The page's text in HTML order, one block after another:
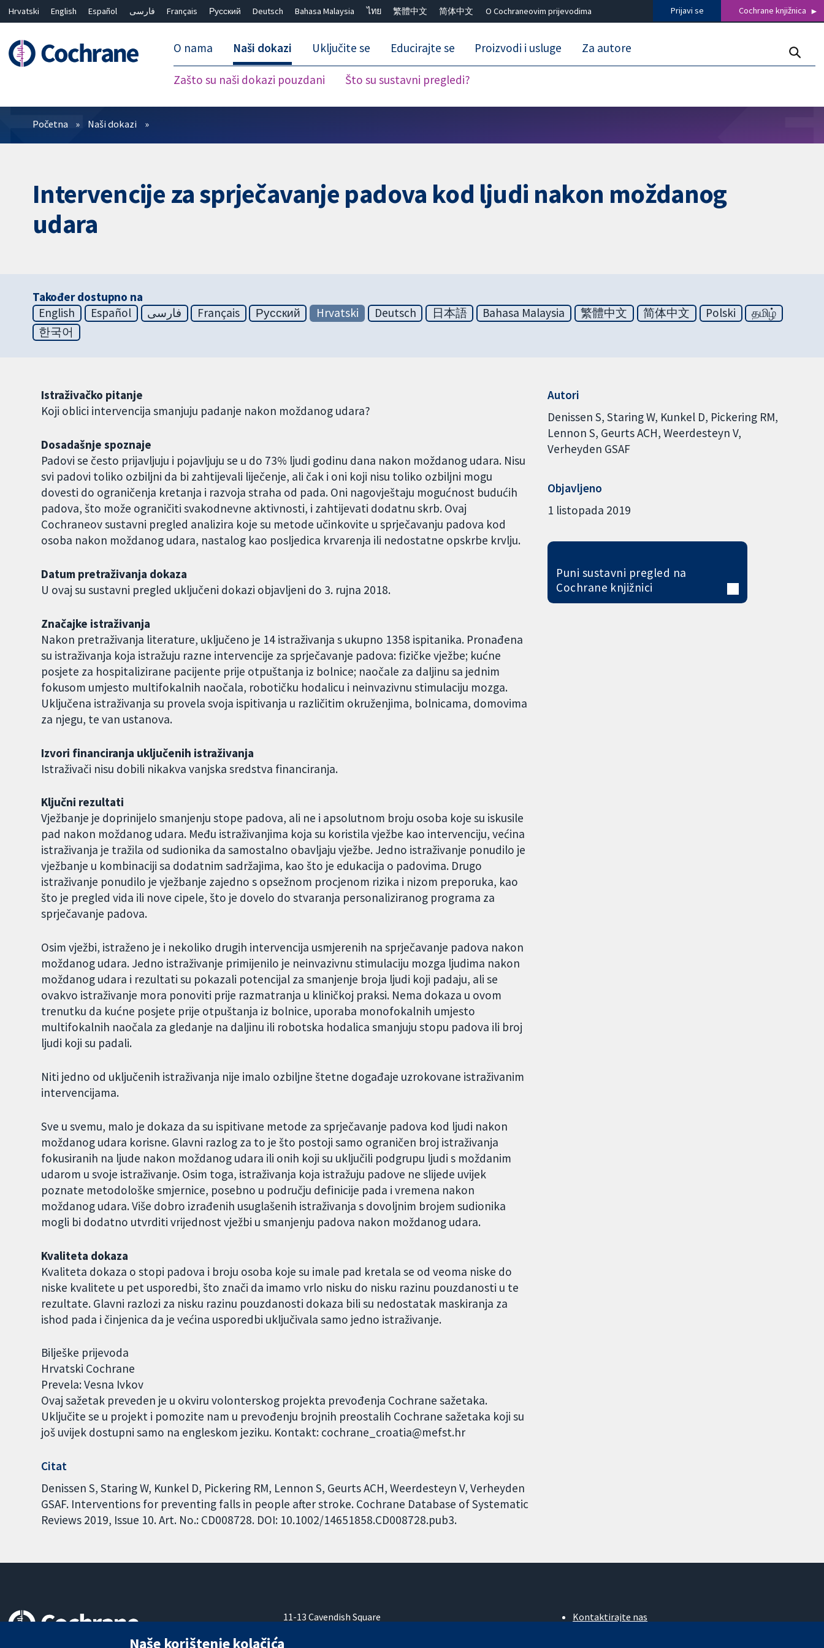
Hrvatski English Español فارسی Français Русский Deutsch Bahasa Malaysia ไทย 繁體中文 简体中文 O Cochraneovim prijevodima Prijavi se Cochrane knjižnica
O nama Naši dokazi
Zašto su naši dokazi pouzdani Što su sustavni pregledi?
Uključite se Educirajte se Proizvodi i usluge Za autore
Prečistači
Početna Naši dokazi
Intervencije za sprječavanje padova kod ljudi nakon moždanog
udara
Također dostupno na
English
Español فارسی Français Русский Hrvatski Deutsch 日本語 Bahasa Malaysia 繁體中文 简体中文 Polski
தமிழ்
한국어
Istraživačko pitanje
Koji oblici intervencija smanjuju padanje nakon moždanog udara?
Dosadašnje spoznaje
Padovi se često prijavljuju i pojavljuju se u do 73% ljudi godinu dana nakon moždanog udara. Nisu
svi padovi toliko ozbiljni da bi zahtijevali liječenje, ali čak i oni koji nisu toliko ozbiljni mogu
dovesti do ograničenja kretanja i razvoja straha od pada. Oni nagovještaju mogućnost budućih
padova, što može ograničiti svakodnevne aktivnosti, i zahtijevati dodatnu skrb. Ovaj
Cochraneov sustavni pregled analizira koje su metode učinkovite u sprječavanju padova kod
osoba nakon moždanog udara, nastalog kao posljedica krvarenja ili nedostatne opskrbe krvlju.
Datum pretraživanja dokaza
U ovaj su sustavni pregled uključeni dokazi objavljeni do 3. rujna 2018.
Značajke istraživanja
Nakon pretraživanja literature, uključeno je 14 istraživanja s ukupno 1358 ispitanika. Pronađena
su istraživanja koja istražuju razne intervencije za sprječavanje padova: fizičke vježbe; kućne
posjete za hospitalizirane pacijente prije otpuštanja iz bolnice; naočale za daljinu sa jednim
fokusom umjesto multifokalnih naočala, robotičku hodalicu i neinvazivnu stimulaciju mozga.
Uključena istraživanja su provela svoja ispitivanja u različitim okruženjima, bolnicama, domovima
za njegu, te van ustanova.
Izvori financiranja uključenih istraživanja
Istraživači nisu dobili nikakva vanjska sredstva financiranja.
Ključni rezultati
Vježbanje je doprinijelo smanjenju stope padova, ali ne i apsolutnom broju osoba koje su iskusile
pad nakon moždanog udara. Među istraživanjima koja su koristila vježbe kao intervenciju, većina
istraživanja je tražila od sudionika da samostalno obavljaju vježbe. Jedno istraživanje ponudilo je
vježbanje u kombinaciji sa dodatnim sadržajima, kao što je edukacija o padovima. Drugo
istraživanje ponudilo je vježbanje zajedno s opsežnom procjenom rizika i nizom preporuka, kao
što je pregled vida ili nove cipele, što je dovelo do stvaranja personaliziranog programa za
sprječavanje padova.
Osim vježbi, istraženo je i nekoliko drugih intervencija usmjerenih na sprječavanje padova nakon
moždanog udara. Jedno istraživanje primijenilo je neinvazivnu stimulaciju mozga ljudima nakon
moždanog udara i rezultati su pokazali potencijal za smanjenje broja ljudi koji padaju, ali se
ovakvo istraživanje mora ponoviti prije razmatranja u kliničkoj praksi. Nema dokaza u ovom
trenutku da kućne posjete prije otpuštanja iz bolnice, uporaba monofokalnih umjesto
multifokalnih naočala za gledanje na daljinu ili robotska hodalica smanjuju stopu padova ili broj
ljudi koji su padali.
Niti jedno od uključenih istraživanja nije imalo ozbiljne štetne događaje uzrokovane istraživanim
intervencijama.
Sve u svemu, malo je dokaza da su ispitivane metode za sprječavanje padova kod ljudi nakon
moždanog udara korisne. Glavni razlog za to je što postoji samo ograničen broj istraživanja
fokusiranih na ljude nakon moždanog udara ili onih koji su uključili podgrupu ljudi s moždanim
udarom u svoje istraživanje. Osim toga, istraživanja koja istražuju padove ne slijede uvijek
poznate metodološke smjernice, posebno u području definicije pada i vremena nakon
moždanog udara. Više dobro izrađenih usuglašenih istraživanja s dovoljnim brojem sudionika
mogli bi dodatno utvrditi vrijednost vježbi u smanjenju padova nakon moždanog udara.
Kvaliteta dokaza
Kvaliteta dokaza o stopi padova i broju osoba koje su imale pad kretala se od veoma niske do
niske kvalitete u pet usporedbi, što znači da imamo vrlo nisku do nisku razinu pouzdanosti u te
rezultate. Glavni razlozi za nisku razinu pouzdanosti dokaza bili su nedostatak maskiranja za
ishod pada i činjenica da je većina usporedbi uključivala samo jedno istraživanje.
Bilješke prijevoda
Hrvatski Cochrane
Prevela: Vesna Ivkov
Ovaj sažetak preveden je u okviru volonterskog projekta prevođenja Cochrane sažetaka.
Uključite se u projekt i pomozite nam u prevođenju brojnih preostalih Cochrane sažetaka koji su
još uvijek dostupni samo na engleskom jeziku. Kontakt: cochrane_croatia@mefst.hr
Citat
Denissen S, Staring W, Kunkel D, Pickering RM, Lennon S, Geurts ACH, Weerdesteyn V, Verheyden
GSAF. Interventions for preventing falls in people after stroke. Cochrane Database of Systematic
Reviews 2019, Issue 10. Art. No.: CD008728. DOI: 10.1002/14651858.CD008728.pub3.
Autori
Denissen S Staring W Kunkel D Pickering RM
Lennon S Geurts ACH Weerdesteyn V
Verheyden GSAF
Objavljeno
1 listopada 2019
Puni sustavni pregled na
Cochrane knjižnici
11-13 Cavendish Square
W1G 0AN
Kontaktirajte nas
Naše korištenje kolačića